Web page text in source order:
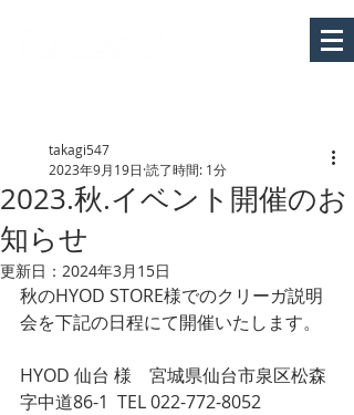
2023.秋.イベント開催のお
知らせ
takagi547
2023年9月19日 読了時間: 1分
更新日： 2024年3月15日
秋のHYOD STORE様でのクリーガ説明
会を下記の日程にて開催いたします。
HYOD 仙台 様　宮城県仙台市泉区松森
字中道86-1  TEL 022-772-8052